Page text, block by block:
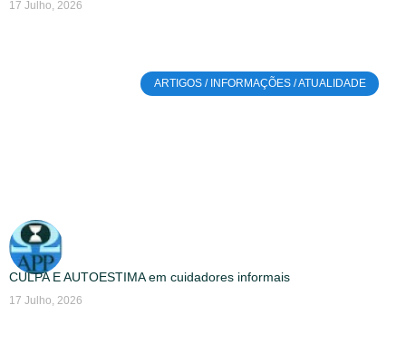
17 Julho, 2026
ARTIGOS / INFORMAÇÕES / ATUALIDADE
CULPA E AUTOESTIMA em cuidadores informais
17 Julho, 2026